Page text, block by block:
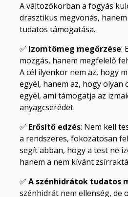
A változókorban a fogyás
drasztikus megvonás,
tudatos támogatása.
✅ Izomtömeg megőrzése:
mozgás, hanem megfelelő
A cél ilyenkor nem az, hogy
egyél, hanem az, hogy olyan
egyél, ami támogatja az
anyagcserédet.
✅ Erősítő edzés: Nem kell
a rendszeres, fokozatosan
segít abban, hogy a test ne
hanem a nem kívánt
✅ A szénhidrátok tudatos
szénhidrát nem ellenség, de